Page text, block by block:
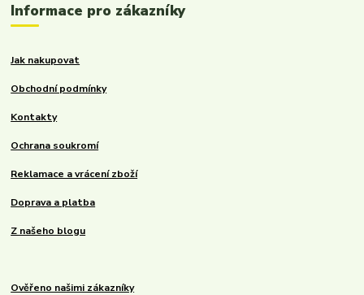
Informace pro zákazníky
Jak nakupovat
Obchodní podmínky
Kontakty
Ochrana soukromí
Reklamace a vrácení zboží
Doprava a platba
Z našeho blogu
Ověřeno našimi zákazníky